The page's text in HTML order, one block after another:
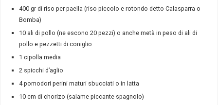
400 gr di riso per paella (riso piccolo e rotondo detto Calasparra o
Bomba)
10 ali di pollo (ne escono 20 pezzi) o anche metà in peso di ali di
pollo e pezzetti di coniglio
1 cipolla media
2 spicchi d’aglio
4 pomodori perini maturi sbucciati o in latta
10 cm di chorizo (salame piccante spagnolo)